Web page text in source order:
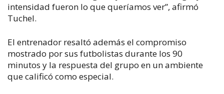
intensidad fueron lo que queríamos ver”, afirmó
Tuchel.
El entrenador resaltó además el compromiso
mostrado por sus futbolistas durante los 90
minutos y la respuesta del grupo en un ambiente
que calificó como especial.